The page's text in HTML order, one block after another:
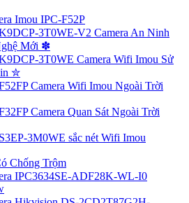
Imou IPC-F52P
3T0WE-V2 Camera An Ninh
Mới ✽
3T0WE Camera Wifi Imou Sử
✮
Camera Wifi Imou Ngoài Trời
Camera Quan Sát Ngoài Trời
3M0WE sắc nét Wifi Imou
Chống Trộm
IPC3634SE-ADF28K-WL-I0